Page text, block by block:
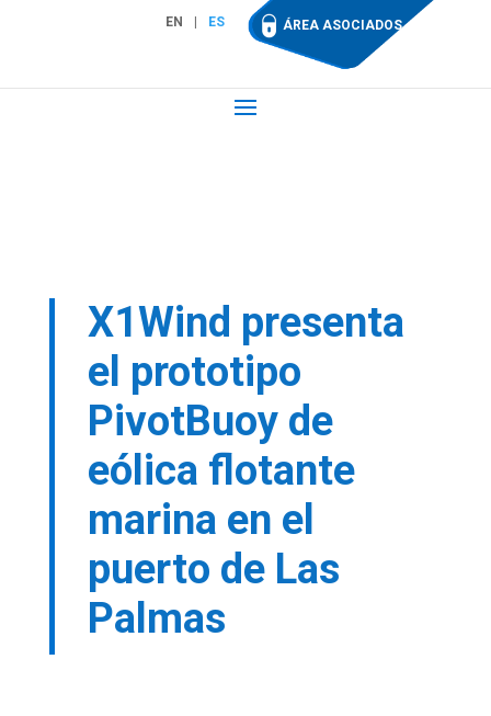
EN ES ÁREA ASOCIADOS
X1Wind presenta
el prototipo
PivotBuoy de
eólica flotante
marina en el
puerto de Las
Palmas